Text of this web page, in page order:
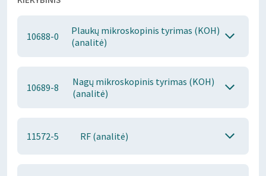
10688-0
Plaukų mikroskopinis tyrimas (KOH)
(analitė)
10689-8
Nagų mikroskopinis tyrimas (KOH)
(analitė)
11572-5 RF (analitė)